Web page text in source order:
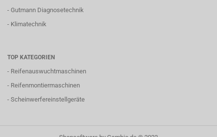
- Gutmann Diagnosetechnik
- Klimatechnik
TOP KATEGORIEN
- Reifenauswuchtmaschinen
- Reifenmontiermaschinen
- Scheinwerfereinstellgeräte